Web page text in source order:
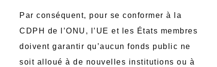
Par conséquent, pour se conformer à la
CDPH de l’ONU, l’UE et les États membres
doivent garantir qu’aucun fonds public ne
soit alloué à de nouvelles institutions ou à